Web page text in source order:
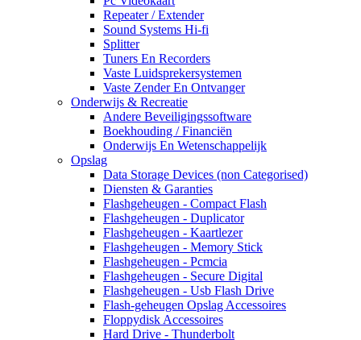
Repeater / Extender
Sound Systems Hi-fi
Splitter
Tuners En Recorders
Vaste Luidsprekersystemen
Vaste Zender En Ontvanger
Onderwijs & Recreatie
Andere Beveiligingssoftware
Boekhouding / Financiën
Onderwijs En Wetenschappelijk
Opslag
Data Storage Devices (non Categorised)
Diensten & Garanties
Flashgeheugen - Compact Flash
Flashgeheugen - Duplicator
Flashgeheugen - Kaartlezer
Flashgeheugen - Memory Stick
Flashgeheugen - Pcmcia
Flashgeheugen - Secure Digital
Flashgeheugen - Usb Flash Drive
Flash-geheugen Opslag Accessoires
Floppydisk Accessoires
Hard Drive - Thunderbolt